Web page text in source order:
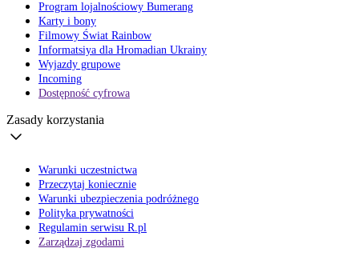
Program lojalnościowy Bumerang
Karty i bony
Filmowy Świat Rainbow
Informatsiya dla Hromadian Ukrainy
Wyjazdy grupowe
Incoming
Dostępność cyfrowa
Zasady korzystania
Warunki uczestnictwa
Przeczytaj koniecznie
Warunki ubezpieczenia podróżnego
Polityka prywatności
Regulamin serwisu R.pl
Zarządzaj zgodami